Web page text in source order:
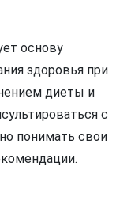
основу
здоровья при
диеты и
с
понимать свои